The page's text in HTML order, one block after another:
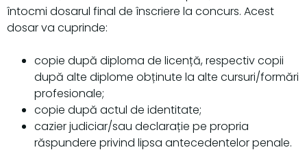
întocmi dosarul final de înscriere la concurs. Acest
dosar va cuprinde:
copie după diploma de licență, respectiv copii
după alte diplome obținute la alte cursuri/formări
profesionale;
copie după actul de identitate;
cazier judiciar/sau declarație pe propria
răspundere privind lipsa antecedentelor penale.